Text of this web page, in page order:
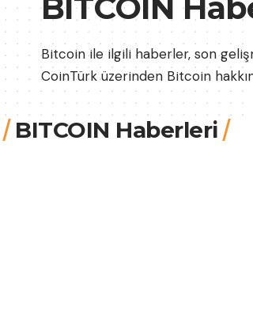
Bitcoin ile ilgili haberler, son
CoinTürk üzerinden Bitcoin
BITCOIN Haberleri